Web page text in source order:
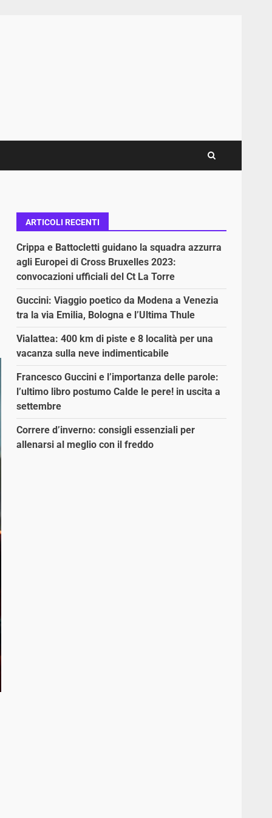
ARTICOLI RECENTI
Crippa e Battocletti guidano la squadra azzurra
agli Europei di Cross Bruxelles 2023:
convocazioni ufficiali del Ct La Torre
Guccini: Viaggio poetico da Modena a Venezia
tra la via Emilia, Bologna e l’Ultima Thule
Vialattea: 400 km di piste e 8 località per una
vacanza sulla neve indimenticabile
Francesco Guccini e l’importanza delle parole:
l’ultimo libro postumo Calde le pere! in uscita a
settembre
Correre d’inverno: consigli essenziali per
allenarsi al meglio con il freddo